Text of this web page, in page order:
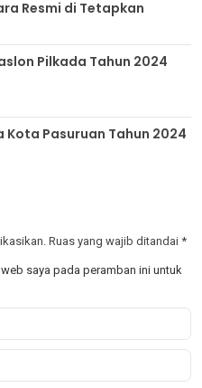
Resmi di Tetapkan
Pilkada Tahun 2024
Kota Pasuruan Tahun 2024
Ruas yang wajib ditandai *
saya pada peramban ini untuk